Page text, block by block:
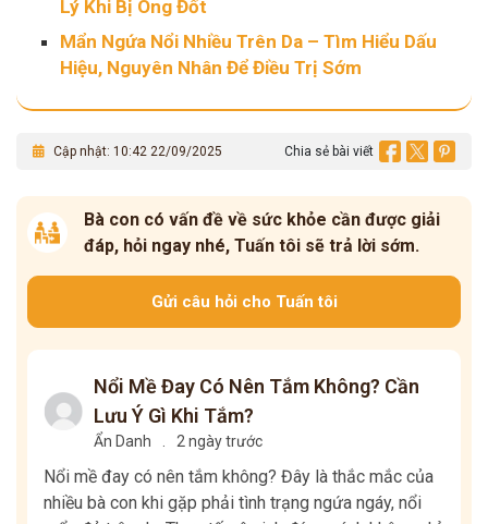
Lý Khi Bị Ong Đốt
Mẩn Ngứa Nổi Nhiều Trên Da – Tìm Hiểu Dấu
Hiệu, Nguyên Nhân Để Điều Trị Sớm
Cập nhật: 10:42 22/09/2025 Chia sẻ bài viết
Bà con có vấn đề về sức khỏe cần được giải
đáp, hỏi ngay nhé, Tuấn tôi sẽ trả lời sớm.
Gửi câu hỏi cho Tuấn tôi
Nổi Mề Đay Có Nên Tắm Không? Cần
Lưu Ý Gì Khi Tắm?
Ẩn Danh 2 ngày trước
Nổi mề đay có nên tắm không? Đây là thắc mắc của
nhiều bà con khi gặp phải tình trạng ngứa ngáy, nổi